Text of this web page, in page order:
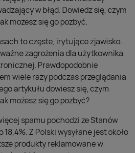
w błąd. Dowiedz się, czym
możesz się go pozbyć.
to częste, irytujące zjawisko.
zagrożenia dla użytkownika
Prawdopodobnie
wiele razy podczas przeglądania
artykułu dowiesz się, czym
możesz się go pozbyć?
spamu pochodzi ze Stanów
Z Polski wysyłane jest około
produkty reklamowane w